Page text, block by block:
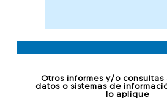
Otros informes y/o consultas
datos o sistemas de
lo aplique